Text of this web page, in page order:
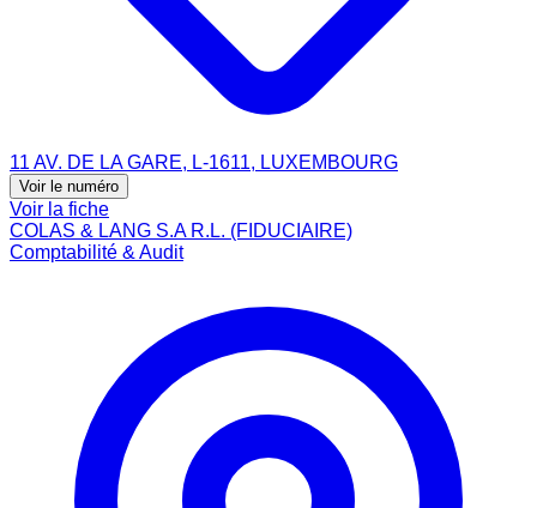
11 AV. DE LA GARE, L-1611, LUXEMBOURG
Voir le numéro
Voir la fiche
COLAS & LANG S.A R.L. (FIDUCIAIRE)
Comptabilité & Audit